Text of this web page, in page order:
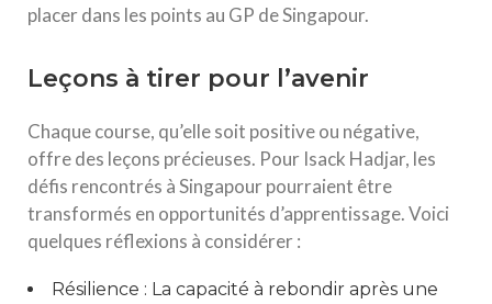
placer dans les points au GP de Singapour.
Leçons à tirer pour l’avenir
Chaque course, qu’elle soit positive ou négative,
offre des leçons précieuses. Pour Isack Hadjar, les
défis rencontrés à Singapour pourraient être
transformés en opportunités d’apprentissage. Voici
quelques réflexions à considérer :
Résilience : La capacité à rebondir après une